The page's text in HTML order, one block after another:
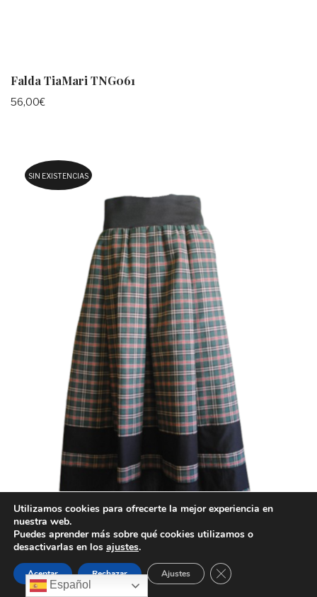
Falda TiaMari TNG061
56,00€
SIN EXISTENCIAS
Falda TiaMari TNG060
Español
Utilizamos cookies para ofrecerte la mejor experiencia en
nuestra web.
Puedes aprender más sobre qué cookies utilizamos o
desactivarlas en los ajustes.
Aceptar Rechazar Ajustes Cerrar el banner de